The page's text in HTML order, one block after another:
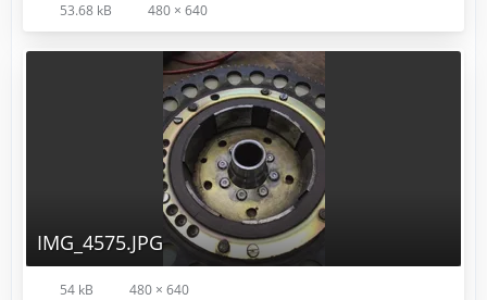
53.68 kB 480 × 640
IMG_4575.JPG
54 kB 480 × 640